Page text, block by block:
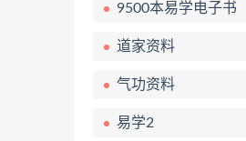
9500本易学电子书
道家资料
气功资料
易学2